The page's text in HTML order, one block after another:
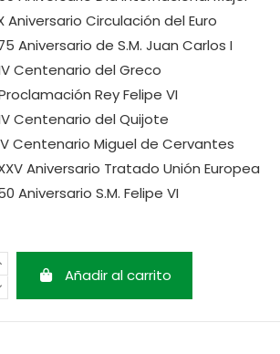
Aniversario Circulación del Euro
Aniversario de S.M. Juan Carlos I
Centenario del Greco
Rey Felipe VI
Centenario del Quijote
Centenario Miguel de Cervantes
Aniversario Tratado Unión Europea
Aniversario S.M. Felipe VI
Añadir al carrito